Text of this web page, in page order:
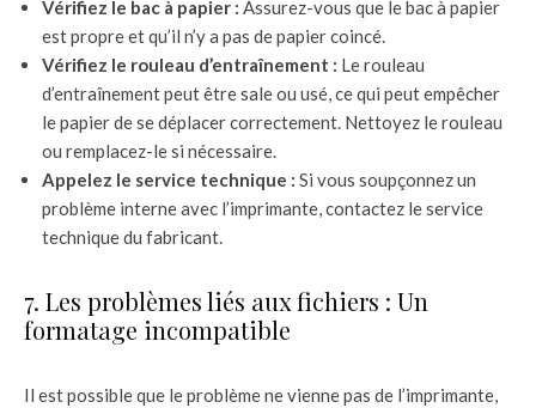
Vérifiez le bac à papier : Assurez-vous que le bac à papier
est propre et qu’il n’y a pas de papier coincé.
Vérifiez le rouleau d’entraînement : Le rouleau
d’entraînement peut être sale ou usé, ce qui peut empêcher
le papier de se déplacer correctement. Nettoyez le rouleau
ou remplacez-le si nécessaire.
Appelez le service technique : Si vous soupçonnez un
problème interne avec l’imprimante, contactez le service
technique du fabricant.
7. Les problèmes liés aux fichiers : Un
formatage incompatible
Il est possible que le problème ne vienne pas de l’imprimante,